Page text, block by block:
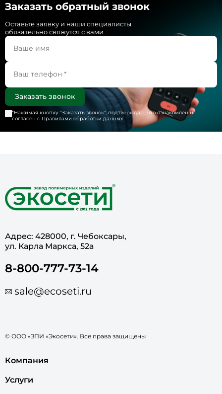
Заказать обратный звонок
Оставьте заявку и наши специалисты
обязательно свяжутся с вами
*Нажимая кнопку "Заказать звонок", подтверждаю, что ознакомлен и
согласен с Правилами обработки данных
Адрес: 428000, г. Чебоксары,
ул. Карла Маркса, 52а
8-800-777-73-14
sale@ecoseti.ru
© ООО «ЗПИ «Экосети». Все права защищены
Компания
Услуги